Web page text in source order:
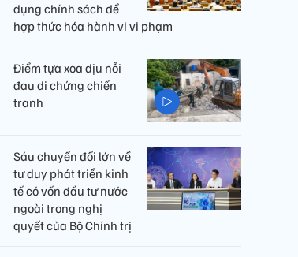
dụng chính sách để
hợp thức hóa hành vi vi phạm
Điểm tựa xoa dịu nỗi
đau di chứng chiến
tranh
Sáu chuyển đổi lớn về
tư duy phát triển kinh
tế có vốn đầu tư nước
ngoài trong nghị
quyết của Bộ Chính trị